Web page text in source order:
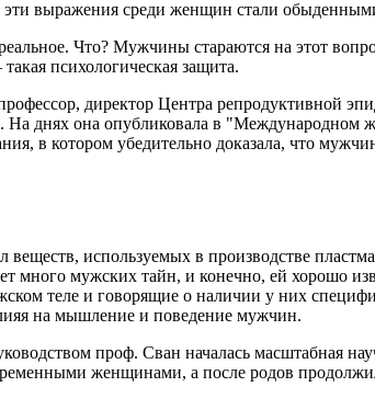
выражения среди женщин стали
Что? Мужчины стараются на этот
психологическая защита.
директор Центра репродуктивной
днях она опубликовала в "Международном
в котором убедительно доказала, что
используемых в производстве
много мужских тайн, и конечно, ей хорошо
теле и говорящие о наличии у них
на мышление и поведение мужчин.
проф. Сван началась масштабная
женщинами, а после родов